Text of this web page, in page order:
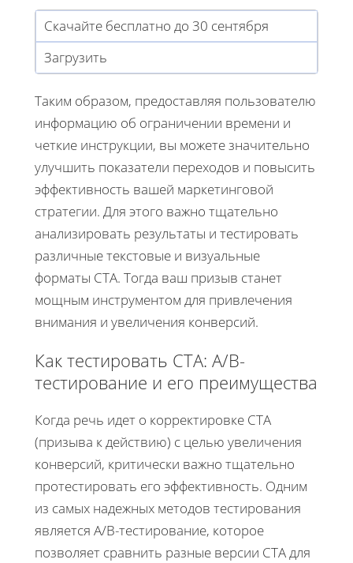
Скачайте бесплатно до 30 сентября
Загрузить
Таким образом, предоставляя пользователю
информацию об ограничении времени и
четкие инструкции, вы можете значительно
улучшить показатели переходов и повысить
эффективность вашей маркетинговой
стратегии. Для этого важно тщательно
анализировать результаты и тестировать
различные текстовые и визуальные
форматы CTA. Тогда ваш призыв станет
мощным инструментом для привлечения
внимания и увеличения конверсий.
Как тестировать CTA: A/B-
тестирование и его преимущества
Когда речь идет о корректировке CTA
(призыва к действию) с целью увеличения
конверсий, критически важно тщательно
протестировать его эффективность. Одним
из самых надежных методов тестирования
является A/B-тестирование, которое
позволяет сравнить разные версии CTA для